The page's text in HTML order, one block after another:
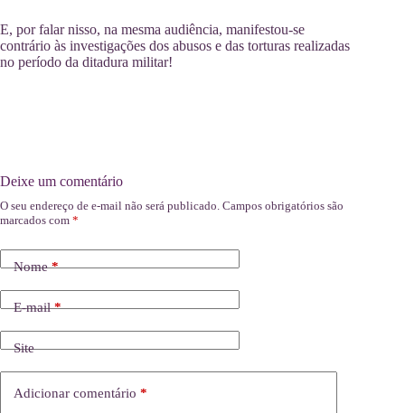
E, por falar nisso, na mesma audiência, manifestou-se
contrário às investigações dos abusos e das torturas realizadas
no período da ditadura militar!
Deixe um comentário
O seu endereço de e-mail não será publicado. Campos obrigatórios são
marcados com *
Nome*
E-mail*
Site
Adicionar comentário *